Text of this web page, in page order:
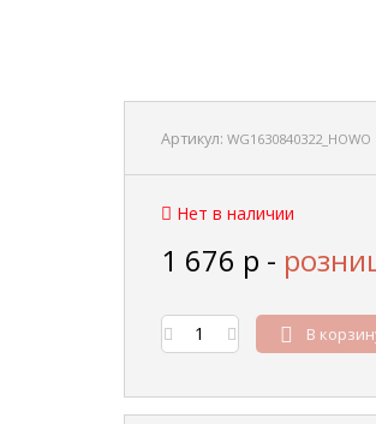
Артикул: WG1630840322_HOWO
Нет в наличии
1 676 р -
В